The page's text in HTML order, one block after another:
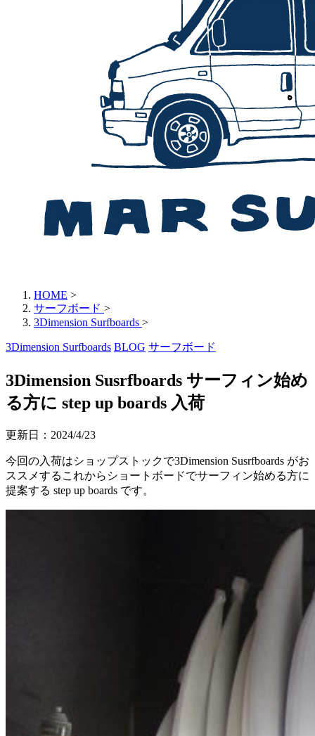
HOME >
サーフボード >
3Dimension Surfboards >
3Dimension Surfboards BLOG サーフボード
3Dimension Susrfboards サーフィン始め
る方に step up boards 入荷
更新日： 2024/4/23
今回の入荷はショップストックで3Dimension Susrfboards がお
ススメするこれからショートボードでサーフィン始める方に
提案する step up boards です。